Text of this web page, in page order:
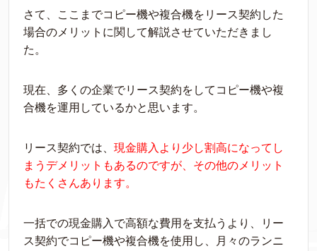
さて、ここまでコピー機や複合機をリース契約した
場合のメリットに関して解説させていただきまし
た。
現在、多くの企業でリース契約をしてコピー機や複
合機を運用しているかと思います。
リース契約では、 現金購入より少し割高になってし
まうデメリットもあるのですが、その他のメリット
もたくさんあります。
一括での現金購入で高額な費用を支払うより、リー
ス契約でコピー機や複合機を使用し、月々のランニ